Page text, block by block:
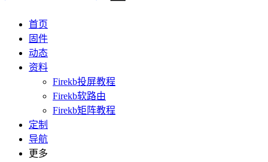
首页
固件
动态
资料
Firekb投屏教程
Firekb软路由
Firekb矩阵教程
定制
导航
更多